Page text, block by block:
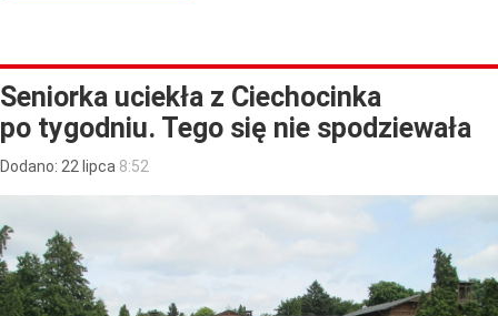
Seniorka uciekła z Ciechocinka
po tygodniu. Tego się nie spodziewała
Dodano: 22 lipca 8:52